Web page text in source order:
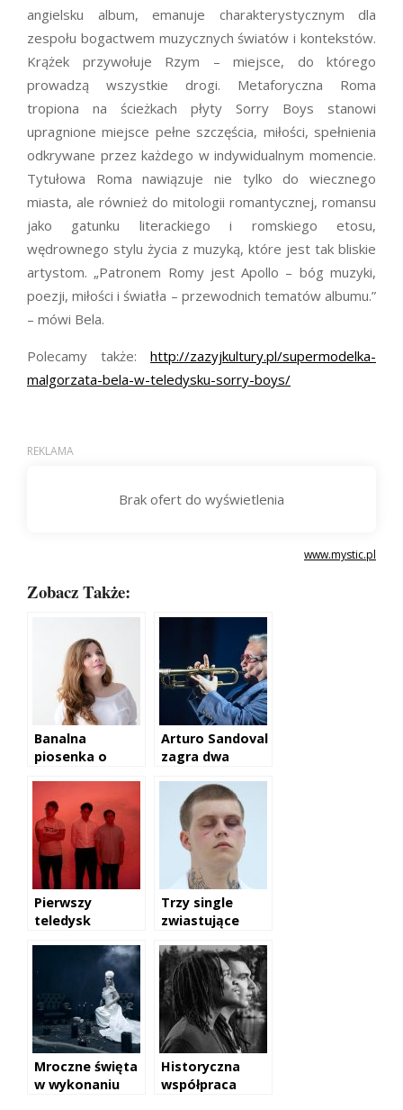
angielsku album, emanuje charakterystycznym dla
zespołu bogactwem muzycznych światów i kontekstów.
Krążek przywołuje Rzym – miejsce, do którego
prowadzą wszystkie drogi. Metaforyczna Roma
tropiona na ścieżkach płyty Sorry Boys stanowi
upragnione miejsce pełne szczęścia, miłości, spełnienia
odkrywane przez każdego w indywidualnym momencie.
Tytułowa Roma nawiązuje nie tylko do wiecznego
miasta, ale również do mitologii romantycznej, romansu
jako gatunku literackiego i romskiego etosu,
wędrownego stylu życia z muzyką, które jest tak bliskie
artystom. „Patronem Romy jest Apollo – bóg muzyki,
poezji, miłości i światła – przewodnich tematów albumu.”
– mówi Bela.
Polecamy także: http://zazyjkultury.pl/supermodelka-
malgorzata-bela-w-teledysku-sorry-boys/
www.mystic.pl
Zobacz Także:
Banalna
piosenka o
Arturo Sandoval
zagra dwa
Polsce
Pierwszy
teledysk
nową płytę The
Wombats.
Trzy single
zwiastujące
Yung Leana
„Stranger”.
Mroczne święta
w wykonaniu
Historyczna
współpraca